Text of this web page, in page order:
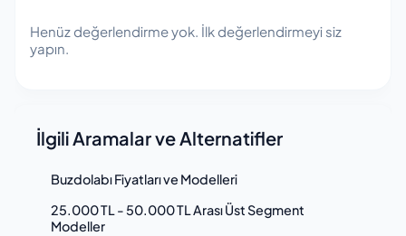
Henüz değerlendirme yok. İlk değerlendirmeyi siz
yapın.
İlgili Aramalar ve Alternatifler
Buzdolabı Fiyatları ve Modelleri
25.000 TL - 50.000 TL Arası Üst Segment
Modeller